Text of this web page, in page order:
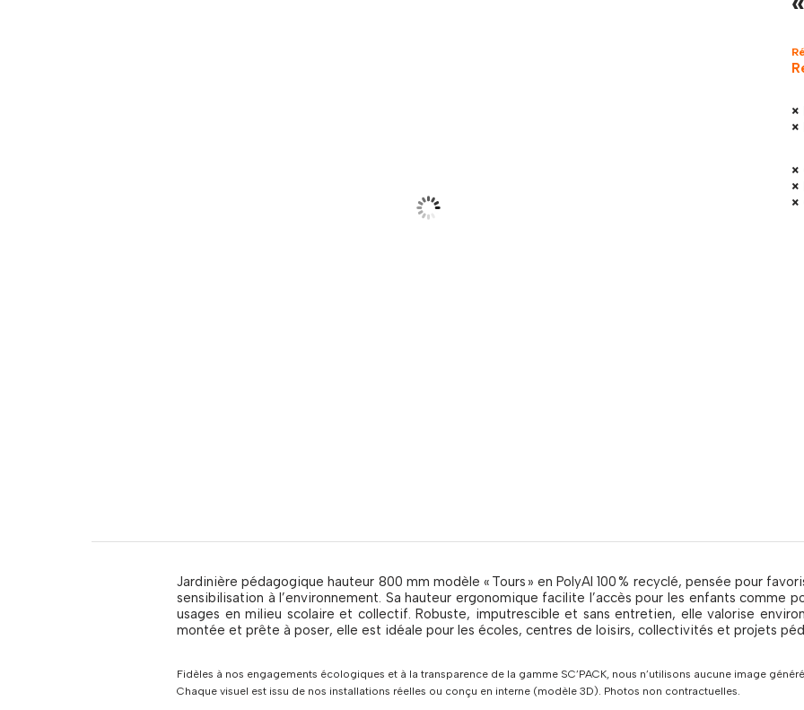
×
×
×
×
×
Jardinière pédagogique hauteur 800 mm modèle « Tours » en PolyAl 100 % recyclé, pensée pour
sensibilisation à l’environnement. Sa hauteur ergonomique facilite l’accès pour les enfants comme
usages en milieu scolaire et collectif. Robuste, imputrescible et sans entretien, elle valorise
montée et prête à poser, elle est idéale pour les écoles, centres de loisirs, collectivités et projets
Fidèles à nos engagements écologiques et à la transparence de la gamme SC’PACK, nous n’utilisons aucune image
Chaque visuel est issu de nos installations réelles ou conçu en interne (modèle 3D). Photos non contractuelles.